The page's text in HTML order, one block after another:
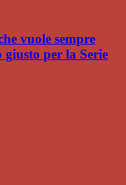
vuole sempre
giusto per la Serie